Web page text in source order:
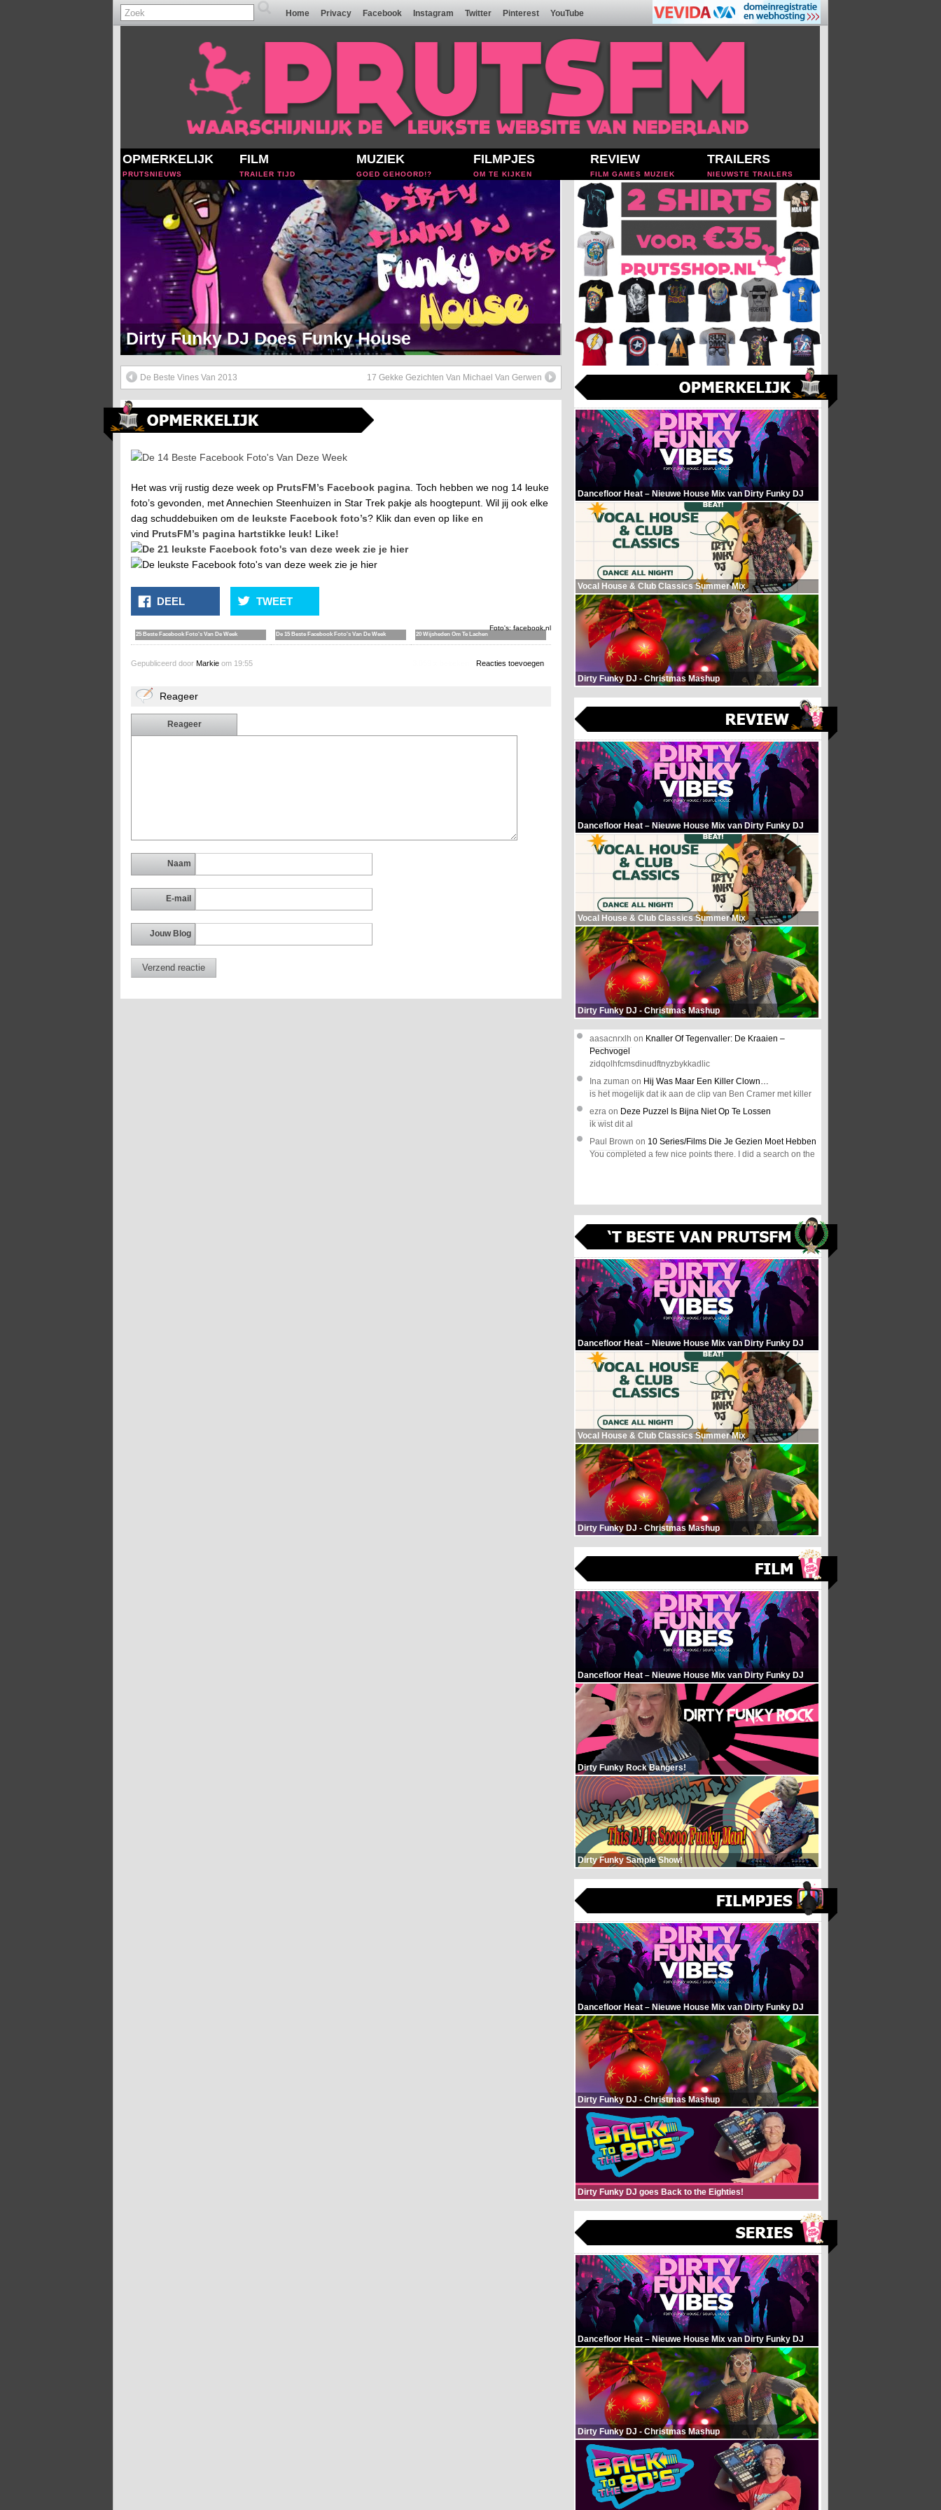
Home Privacy Facebook Instagram Twitter Pinterest YouTube
OPMERKELIJK
PRUTSNIEUWS
FILM
TRAILER TIJD
MUZIEK
GOED GEHOORD!?
FILMPJES
OM TE KIJKEN
REVIEW
FILM GAMES MUZIEK
TRAILERS
NIEUWSTE TRAILERS
Markie Mark Doet Een Heerlijk Soul Setje
De Beste Vines Van 2013 17 Gekke Gezichten Van Michael Van Gerwen
Het was vrij rustig deze week op PrutsFM’s Facebook pagina . Toch hebben we nog 14 leuke
foto’s gevonden, met Annechien Steenhuizen in Star Trek pakje als hoogtepunt. Wil jij ook elke
dag schuddebuiken om de leukste Facebook foto’s? Klik dan even op like en
vind PrutsFM’s pagina hartstikke leuk! Like!
DEEL TWEET
Foto's: facebook.nl
25 Beste Facebook Foto's Van De Week De 15 Beste Facebook Foto's Van De Week 20 Wijsheden Om Te Lachen
Gepubliceerd door Markie om 19:55 Reacties toevoegen
Reageer
Reageer
Naam
E-mail
Jouw Blog
Dancefloor Heat – Nieuwe House Mix van Dirty Funky DJ
Vocal House & Club Classics Summer Mix
Dirty Funky DJ - Christmas Mashup
Dancefloor Heat – Nieuwe House Mix van Dirty Funky DJ
Vocal House & Club Classics Summer Mix
Dirty Funky DJ - Christmas Mashup
aasacnrxlh on Knaller Of Tegenvaller: De Kraaien –
Pechvogel
zidqolhfcmsdinudftnyzbykkadlic
Ina zuman on Hij Was Maar Een Killer Clown…
is het mogelijk dat ik aan de clip van Ben Cramer met killer
ezra on Deze Puzzel Is Bijna Niet Op Te Lossen
ik wist dit al
Paul Brown on 10 Series/Films Die Je Gezien Moet Hebben
You completed a few nice points there. I did a search on the
Dancefloor Heat – Nieuwe House Mix van Dirty Funky DJ
Vocal House & Club Classics Summer Mix
Dirty Funky DJ - Christmas Mashup
Dancefloor Heat – Nieuwe House Mix van Dirty Funky DJ
Dirty Funky Rock Bangers!
Dirty Funky Sample Show!
Dancefloor Heat – Nieuwe House Mix van Dirty Funky DJ
Dirty Funky DJ - Christmas Mashup
Dirty Funky DJ goes Back to the Eighties!
Dancefloor Heat – Nieuwe House Mix van Dirty Funky DJ
Dirty Funky DJ - Christmas Mashup